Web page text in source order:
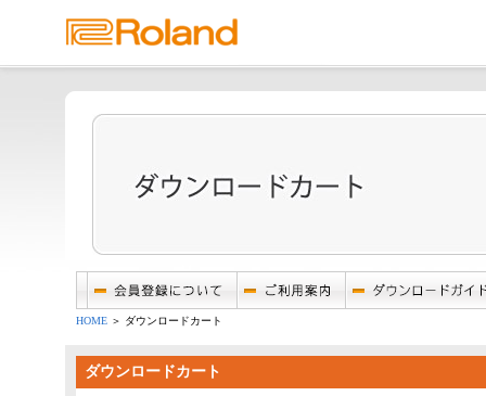
HOME ＞ ダウンロードカート
ダウンロードカート